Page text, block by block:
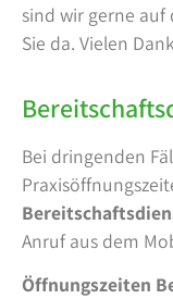
sind wir gerne
Sie da. Vielen Dank
Bei dringenden
Anruf aus dem
Öffnungszeiten